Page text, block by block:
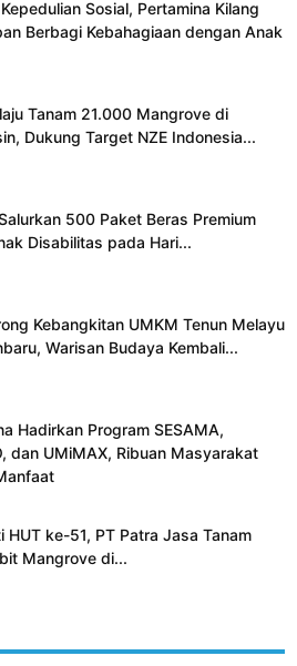
Sosial, Pertamina Kilang
Berbagi Kebahagiaan dengan Anak
Tanam 21.000 Mangrove di
Dukung Target NZE Indonesia...
500 Paket Beras Premium
Disabilitas pada Hari...
Kebangkitan UMKM Tenun Melayu
Warisan Budaya Kembali...
Hadirkan Program SESAMA,
dan UMiMAX, Ribuan Masyarakat
HUT ke-51, PT Patra Jasa Tanam
Mangrove di...